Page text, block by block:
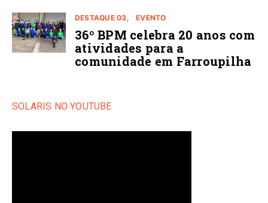
DESTAQUE 03 EVENTO
36º BPM celebra 20 anos com
atividades para a
comunidade em Farroupilha
SOLARIS NO YOUTUBE